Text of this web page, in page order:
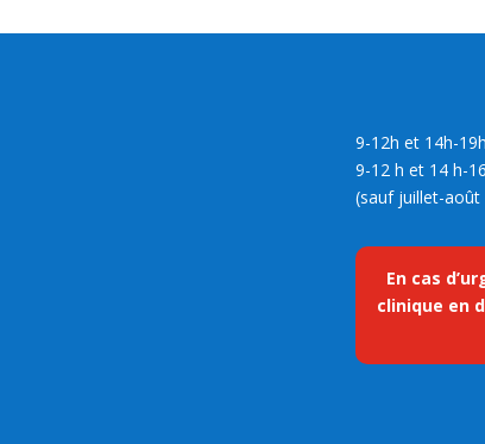
9-12h et 14h-
9-12 h et 14 h-
(sauf juillet-août
En cas
clinique en